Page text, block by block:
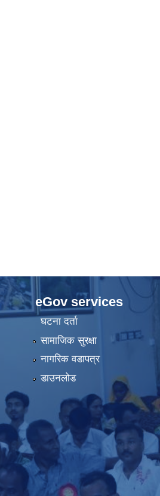
eGov services
घटना दर्ता
सामाजिक सुरक्षा
नागरिक वडापत्र
डाउनलोड